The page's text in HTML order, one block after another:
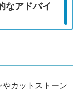
なアドバイ
カットストーン